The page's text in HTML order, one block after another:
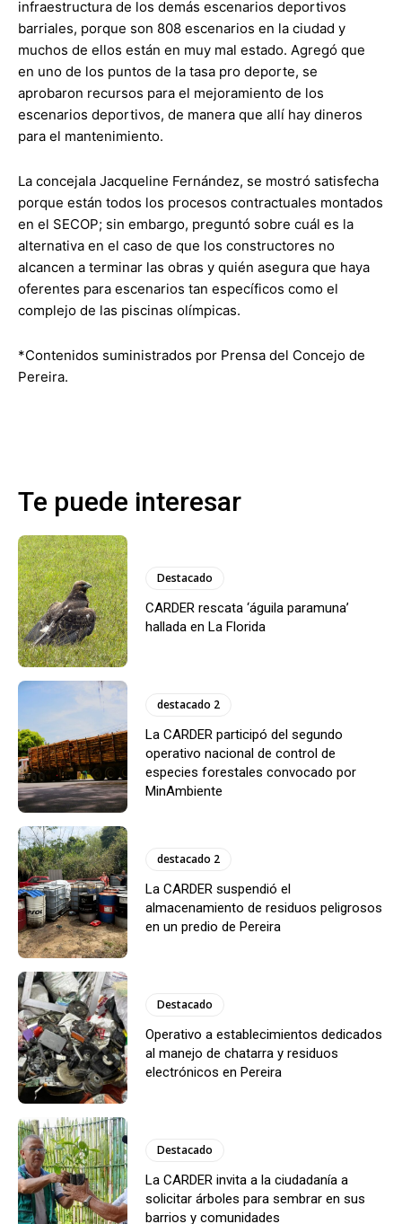
infraestructura de los demás escenarios deportivos
barriales, porque son 808 escenarios en la ciudad y
muchos de ellos están en muy mal estado. Agregó que
en uno de los puntos de la tasa pro deporte, se
aprobaron recursos para el mejoramiento de los
escenarios deportivos, de manera que allí hay dineros
para el mantenimiento.
La concejala Jacqueline Fernández, se mostró satisfecha
porque están todos los procesos contractuales montados
en el SECOP; sin embargo, preguntó sobre cuál es la
alternativa en el caso de que los constructores no
alcancen a terminar las obras y quién asegura que haya
oferentes para escenarios tan específicos como el
complejo de las piscinas olímpicas.
*Contenidos suministrados por Prensa del Concejo de
Pereira.
Te puede interesar
Destacado
CARDER rescata ‘águila paramuna’
hallada en La Florida
destacado 2
La CARDER participó del segundo
operativo nacional de control de
especies forestales convocado por
MinAmbiente
destacado 2
La CARDER suspendió el
almacenamiento de residuos peligrosos
en un predio de Pereira
Destacado
Operativo a establecimientos dedicados
al manejo de chatarra y residuos
electrónicos en Pereira
Destacado
La CARDER invita a la ciudadanía a
solicitar árboles para sembrar en sus
barrios y comunidades